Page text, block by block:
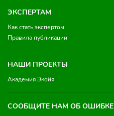
ЭКСПЕРТАМ
Как стать экспертом
Правила публикации
НАШИ ПРОЕКТЫ
Академия Экойя
СООБЩИТЕ НАМ ОБ ОШИБКЕ